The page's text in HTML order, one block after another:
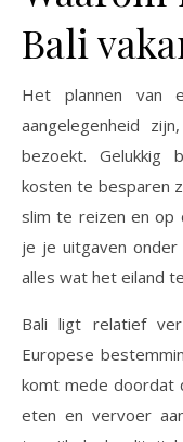
Bali
Het plannen van
aangelegenheid
bezoekt. Gelukkig
kosten te besparen
slim te reizen en op
je je uitgaven
alles wat het eiland
Bali ligt relatief
Europese
komt mede doordat
eten en vervoer